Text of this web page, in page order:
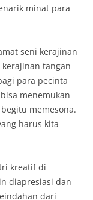
minat para
seni kerajinan
tangan
para pecinta
menemukan
memesona.
harus kita
kreatif di
diapresiasi dan
dari